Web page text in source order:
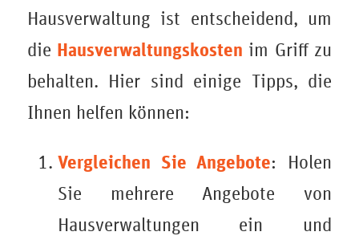
Hausverwaltung ist entscheidend, um
die Hausverwaltungskosten im Griff zu
behalten. Hier sind einige Tipps, die
Ihnen helfen können:
Vergleichen Sie Angebote: Holen
Sie mehrere Angebote von
Hausverwaltungen ein und